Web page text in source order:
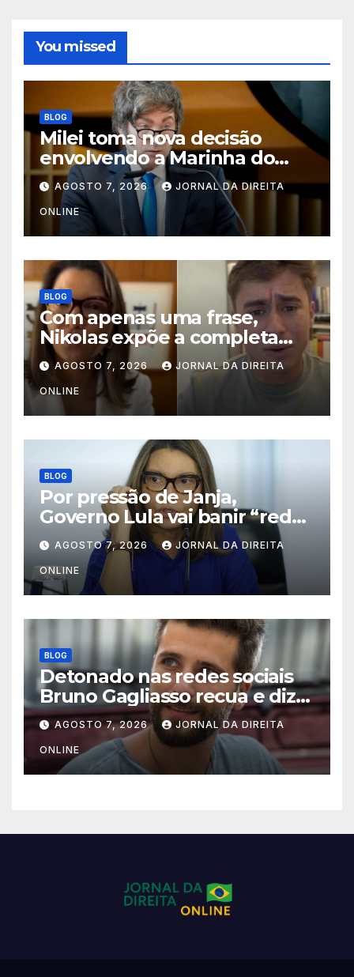
You missed
BLOG
Milei toma nova decisão
envolvendo a Marinha do
Brasil
AGOSTO 7, 2026 JORNAL DA DIREITA
ONLINE
BLOG
Com apenas uma frase,
Nikolas expõe a completa
hipocrisia de Janja
AGOSTO 7, 2026 JORNAL DA DIREITA
ONLINE
BLOG
Por pressão de Janja,
Governo Lula vai banir “rede
social” do Brasil
AGOSTO 7, 2026 JORNAL DA DIREITA
ONLINE
BLOG
Detonado nas redes sociais
Bruno Gagliasso recua e diz
que foi “impulsivo e imaturo”
AGOSTO 7, 2026 JORNAL DA DIREITA
ONLINE